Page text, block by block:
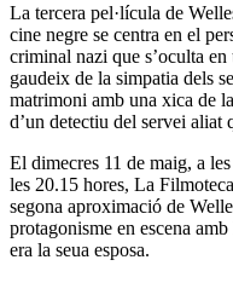
La tercera pel·lícula de
cine negre se centra en el
criminal nazi que s’oculta
gaudeix de la simpatia dels
matrimoni amb una xica de
d’un detectiu del servei aliat
El dimecres 11 de maig, a
les 20.15 hores, La
segona aproximació de
protagonisme en escena
era la seua esposa.